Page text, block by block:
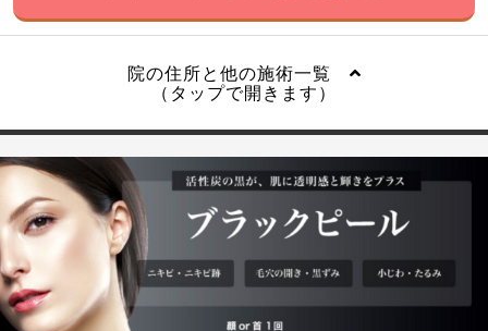
院の住所と他の施術一覧
（タップで開きます）